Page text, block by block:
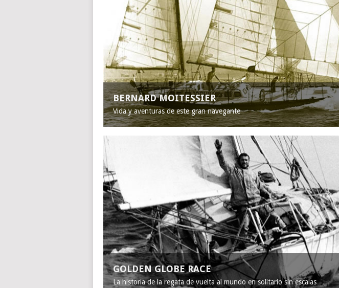
BERNARD MOITESSIER
Vida y aventuras de este gran navegante
GOLDEN GLOBE RACE
La historia de la regata de vuelta al mundo en solitario sin escalas